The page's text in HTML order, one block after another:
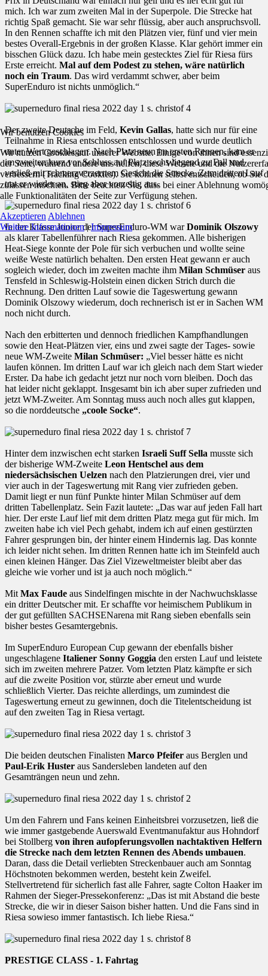
mich. Ich war zum zweiten Mal in der Superpole. Die Strecke hat
richtig Spaß gemacht. Sie war sehr flüssig, aber auch anspruchsvoll.
In den Rennen schaffte ich mit den Plätzen vier, fünf und vier mein
bestes Overall-Ergebnis in der großen Klasse. Klar gehört immer ein
bisschen Glück dazu. Ich habe mein gestecktes Ziel für Riesa fürs
Erste erreicht. Mal auf dem Podest zu stehen, wäre natürlich
noch ein Traum. Das wird verdammt schwer, aber beim
SuperEnduro ist nichts unmöglich.“
Der zweite Deutsche im Feld, Kevin Gallas, hatte sich nur für eine
Teilnahme in Riesa entschlossen entschlossen und wurde deutlich
unter Wert geschlagen. Nach Platz neun im ersten Rennen, kam er
im zweiten kurz vor Schluss auf Platz sechs liegend zu Fall und
verließ mit schmerzverzerrtem Gesicht die Strecke. Zum dritten Lauf
trat er wieder an, stieg aber vorzeitig aus.
In der Klasse Junior der SuperEnduro-WM warDominik Olszowy
als klarer Tabellenführer nach Riesa gekommen. Alle bisherigen
Heat-Siege konnte der Pole für sich verbuchen und wollte seine
weiße Weste natürlich behalten. Den ersten Heat gewann er auch
sogleich wieder, doch im zweiten machte ihm Milan Schmüser aus
Tensfeld in Schleswig-Holstein einen dicken Strich durch die
Rechnung. Den dritten Lauf sowie die Tageswertung gewann
Dominik Olszowy wiederum, doch rechnerisch ist er in Sachen WM
noch nicht durch.
Nach den erbitterten und dennoch friedlichen Kampfhandlungen
sowie den Heat-Plätzen vier, eins und zwei sagte der Tages- sowie
neue WM-Zweite Milan Schmüser: „Viel besser hätte es nicht
laufen können. Im dritten Lauf war ich gleich nach dem Start wieder
Erster. Da habe ich gedacht jetzt nur noch vorn bleiben. Doch das
hat leider nicht geklappt. Insgesamt bin ich aber super zufrieden und
jetzt WM-Zweiter. Am Sonntag muss auch noch alles gut klappen,
so die norddeutsche „coole Socke“.
Hinter dem inzwischen echt starken Israeli Suff Sella musste sich
der bisherige WM-Zweite Leon Hentschel aus dem
niedersächsischen Uelzen nach den Platzierungen drei, vier und
vier auch in der Tageswertung mit Rang vier zufrieden geben.
Damit liegt er nun fünf Punkte hinter Milan Schmüser auf dem
dritten Tabellenplatz. Sein Fazit lautete: „Das war auf jeden Fall hart
hier. Der erste Lauf lief mit dem dritten Platz mega gut für mich. Im
zweiten habe ich viel Pech gehabt, indem ich auf einen gestürzten
Fahrer gesprungen bin, der hinter einem Hindernis lag. Das konnte
ich leider nicht sehen. Im dritten Rennen hatte ich im Steinfeld auch
einen kleinen Hänger. Das Ziel Vizeweltmeister bleibt aber das
gleiche wie vorher und ist ja auch noch möglich.“
Mit Max Faude aus Sindelfingen mischte in der Nachwuchsklasse
ein dritter Deutscher mit. Er schaffte vor heimischem Publikum in
der gut gefüllten SACHSENarena mit Rang sieben ebenfalls sein
bisher bestes Gesamtergebnis.
Im SuperEnduro European Cup gewann der ebenfalls bisher
ungeschlagene Italiener Sonny Goggia den ersten Lauf und leistete
sich im zweiten mehrere Patzer. Vom letzten Platz kämpfte er sich
auf die zweite Position vor, stürzte aber erneut und wurde
schließlich Vierter. Das reichte allerdings, um zumindest die
Tageswertung erneut zu gewinnen, doch die Titelentscheidung ist
auf den zweiten Tag in Riesa vertagt.
Die beiden deutschen Finalisten Marco Pfeifer aus Berglen und
Paul-Erik Huster aus Sandersleben landeten auf den
Gesamträngen neun und zehn.
Um den Fahrern und Fans keinen Einheitsbrei vorzusetzen, ließ die
wie immer gastgebende Auerswald Eventmanufaktur aus Hohndorf
bei Stollberg von ihren aufopferungsvollen nachtaktiven Helfern
die Strecke nach dem letzten Rennen des Abends umbauen.
Daran, dass die Detail verliebten Streckenbauer auch am Sonntag
Höchstnoten bekommen werden, besteht kein Zweifel.
Stellvertretend für sicherlich fast alle Fahrer, sagte Colton Haaker im
Rahmen der Sieger-Pressekonferenz: „Das ist mit Abstand die beste
Strecke, die wir in dieser Saison bisher hatten. Und die Fans sind in
Riesa sowieso immer fantastisch. Ich liebe Riesa.“
PRESTIGE CLASS - 1. Fahrtag
Wir benutzen Cookies
Wir nutzen Cookies auf unserer Website. Einige von ihnen sind
der Seite, während andere uns helfen, diese Website und die
verbessern (Tracking Cookies). Sie können selbst entscheiden, ob Sie
zulassen möchten. Bitte beachten Sie, dass bei einer Ablehnung
alle Funktionalitäten der Seite zur Verfügung stehen.
Akzeptieren Ablehnen
Weitere Informationen|Impressum